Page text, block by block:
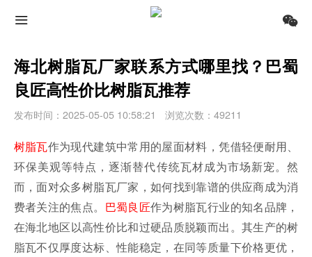
海北树脂瓦厂家联系方式哪里找？巴蜀
良匠高性价比树脂瓦推荐
发布时间：2025-05-05 10:58:21 浏览次数：49211
树脂瓦作为现代建筑中常用的屋面材料，凭借轻便耐用、
环保美观等特点，逐渐替代传统瓦材成为市场新宠。然
而，面对众多树脂瓦厂家，如何找到靠谱的供应商成为消
费者关注的焦点。 巴蜀良匠作为树脂瓦行业的知名品牌，
在海北地区以高性价比和过硬品质脱颖而出。其生产的树
脂瓦不仅厚度达标、性能稳定，在同等质量下价格更优，